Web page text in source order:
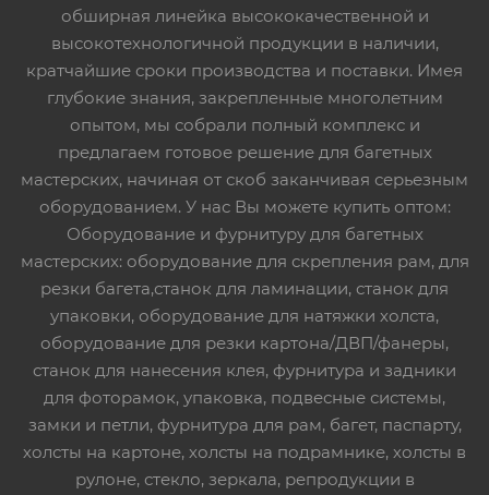
обширная линейка высококачественной и
высокотехнологичной продукции в наличии,
кратчайшие сроки производства и поставки. Имея
глубокие знания, закрепленные многолетним
опытом, мы собрали полный комплекс и
предлагаем готовое решение для багетных
мастерских, начиная от скоб заканчивая серьезным
оборудованием. У нас Вы можете купить оптом:
Оборудование и фурнитуру для багетных
мастерских: оборудование для скрепления рам, для
резки багета,станок для ламинации, станок для
упаковки, оборудование для натяжки холста,
оборудование для резки картона/ДВП/фанеры,
станок для нанесения клея, фурнитура и задники
для фоторамок, упаковка, подвесные системы,
замки и петли, фурнитура для рам, багет, паспарту,
холсты на картоне, холсты на подрамнике, холсты в
рулоне, стекло, зеркала, репродукции в